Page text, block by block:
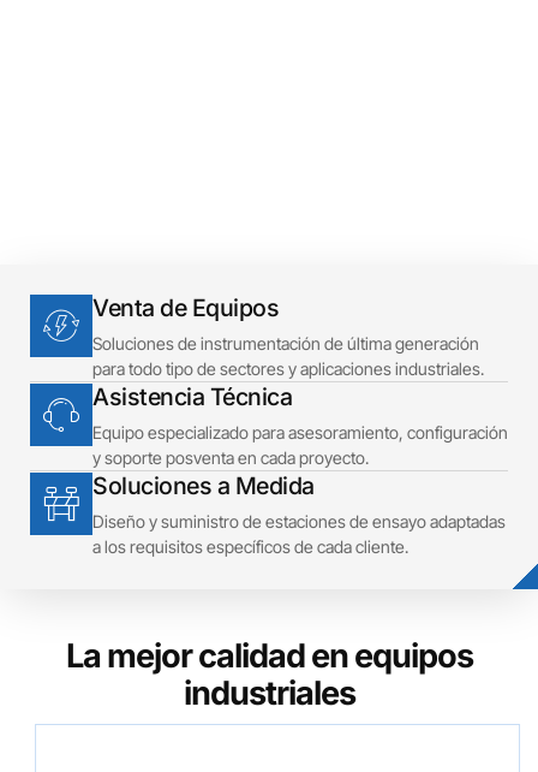
Venta de Equipos
Soluciones de instrumentación de última generación
para todo tipo de sectores y aplicaciones industriales.
Asistencia Técnica
Equipo especializado para asesoramiento, configuración
y soporte posventa en cada proyecto.
Soluciones a Medida
Diseño y suministro de estaciones de ensayo adaptadas
a los requisitos específicos de cada cliente.
La mejor calidad en equipos
industriales